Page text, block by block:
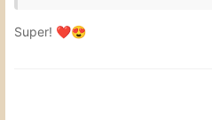
Super! ❤️😍